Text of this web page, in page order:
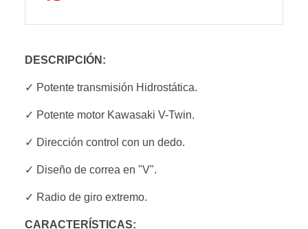
DESCRIPCIÓN:
✓ Potente transmisión Hidrostática.
✓ Potente motor Kawasaki V-Twin.
✓ Dirección control con un dedo.
✓ Diseño de correa en "V".
✓ Radio de giro extremo.
CARACTERÍSTICAS: